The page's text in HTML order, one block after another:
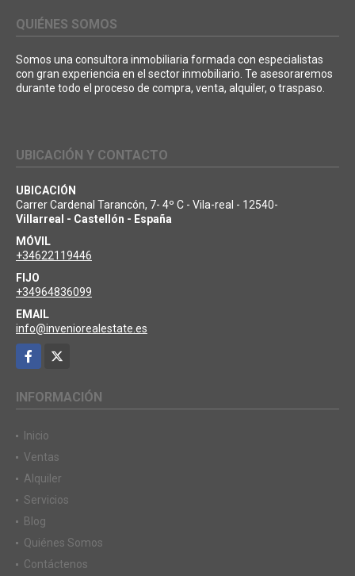
QUIÉNES SOMOS
Somos una consultora inmobiliaria formada con especialistas
con gran experiencia en el sector inmobiliario. Te asesoraremos
durante todo el proceso de compra, venta, alquiler, o traspaso.
UBICACIÓN Y CONTACTO
UBICACIÓN
Carrer Cardenal Tarancón, 7- 4º C - Vila-real - 12540-
Villarreal - Castellón - España
MÓVIL
+34622119446
FIJO
+34964836099
EMAIL
info@inveniorealestate.es
Facebook
INFORMACIÓN
Inicio
Ventas
Alquiler
Servicios
Blog
Quiénes Somos
Contáctenos